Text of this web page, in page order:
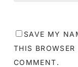
SAVE MY
THIS
COMMENT.